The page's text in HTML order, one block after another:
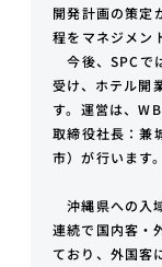
開発計画の策定
程をマネジメン
今後、SPCで
受け、ホテル開
す。運営は、
取締役社長：兼
市）が行います。
沖縄県への入
連続で国内客・
ており、外国客